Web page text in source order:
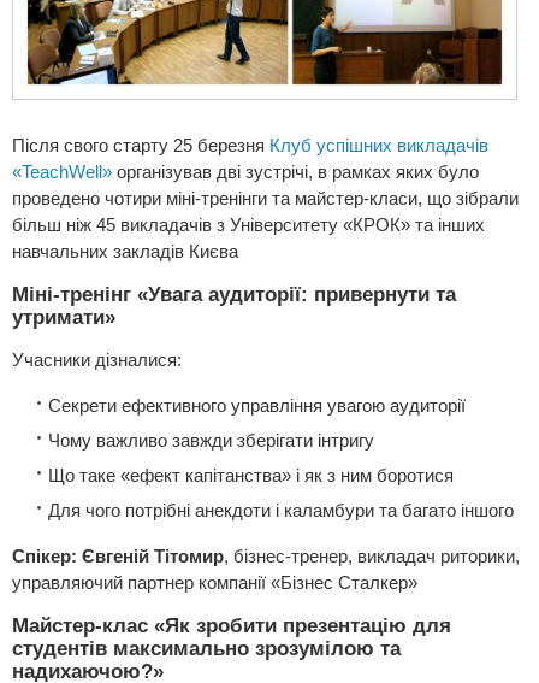
Після свого старту 25 березня Клуб успішних викладачів
«TeachWell» організував дві зустрічі, в рамках яких було
проведено чотири міні-тренінги та майстер-класи, що зібрали
більш ніж 45 викладачів з Університету «КРОК» та інших
навчальних закладів Києва
Міні-тренінг «Увага аудиторії: привернути та
утримати»
Учасники дізналися:
Секрети ефективного управління увагою аудиторії
Чому важливо завжди зберігати інтригу
Що таке «ефект капітанства» і як з ним боротися
Для чого потрібні анекдоти і каламбури та багато іншого
Спікер: Євгеній Тітомир, бізнес-тренер, викладач риторики,
управляючий партнер компанiї «Бiзнес Сталкер»
Майстер-клас «Як зробити презентацію для
студентів максимально зрозумілою та
надихаючою?»